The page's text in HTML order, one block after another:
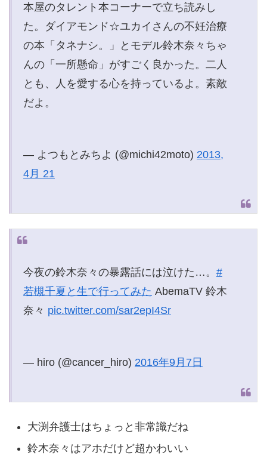
本屋のタレント本コーナーで立ち読みし
た。ダイアモンド☆ユカイさんの不妊治療
の本「タネナシ。」とモデル鈴木奈々ちゃ
んの「一所懸命」がすごく良かった。二人
とも、人を愛する心を持っているよ。素敵
だよ。
— よつもとみちよ (@michi42moto) 2013,
4月 21
今夜の鈴木奈々の暴露話には泣けた…。 #
若槻千夏と生で行ってみた AbemaTV 鈴木
奈々 pic.twitter.com/sar2epI4Sr
— hiro (@cancer_hiro) 2016年9月7日
大渕弁護士はちょっと非常識だね
鈴木奈々はアホだけど超かわいい